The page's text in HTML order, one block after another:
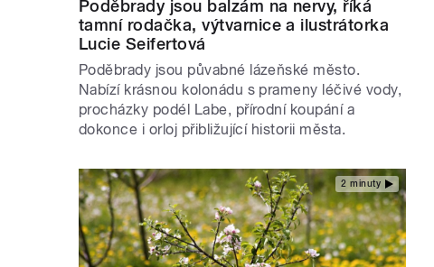
Poděbrady jsou balzám na nervy, říká
tamní rodačka, výtvarnice a ilustrátorka
Lucie Seifertová
Poděbrady jsou půvabné lázeňské město.
Nabízí krásnou kolonádu s prameny léčivé vody,
procházky podél Labe, přírodní koupání a
dokonce i orloj přibližující historii města.
2 minuty